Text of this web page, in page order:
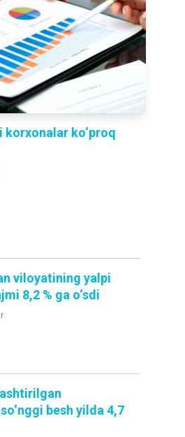
korxonalar ko‘proq
viloyatining yalpi
8,2 % ga o‘sdi
besh yilda 4,7